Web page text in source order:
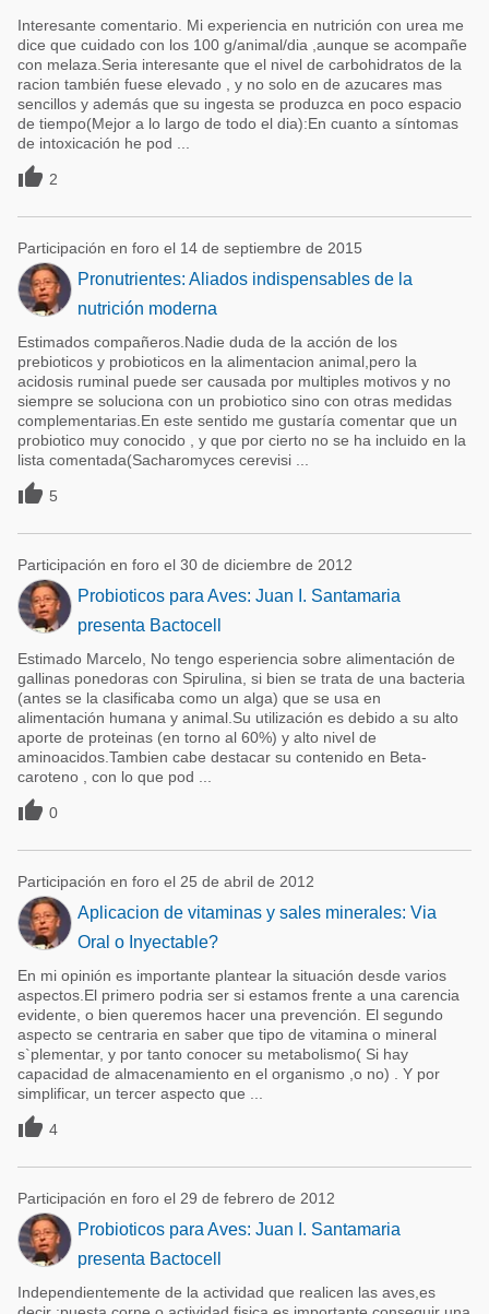
Interesante comentario. Mi experiencia en nutrición con urea me
dice que cuidado con los 100 g/animal/dia ,aunque se acompañe
con melaza.Seria interesante que el nivel de carbohidratos de la
racion también fuese elevado , y no solo en de azucares mas
sencillos y además que su ingesta se produzca en poco espacio
de tiempo(Mejor a lo largo de todo el dia):En cuanto a síntomas
de intoxicación he pod ...
 2
Participación en foro el 14 de septiembre de 2015
Pronutrientes: Aliados indispensables de la
nutrición moderna
Estimados compañeros.Nadie duda de la acción de los
prebioticos y probioticos en la alimentacion animal,pero la
acidosis ruminal puede ser causada por multiples motivos y no
siempre se soluciona con un probiotico sino con otras medidas
complementarias.En este sentido me gustaría comentar que un
probiotico muy conocido , y que por cierto no se ha incluido en la
lista comentada(Sacharomyces cerevisi ...
 5
Participación en foro el 30 de diciembre de 2012
Probioticos para Aves: Juan I. Santamaria
presenta Bactocell
Estimado Marcelo, No tengo esperiencia sobre alimentación de
gallinas ponedoras con Spirulina, si bien se trata de una bacteria
(antes se la clasificaba como un alga) que se usa en
alimentación humana y animal.Su utilización es debido a su alto
aporte de proteinas (en torno al 60%) y alto nivel de
aminoacidos.Tambien cabe destacar su contenido en Beta-
caroteno , con lo que pod ...
 0
Participación en foro el 25 de abril de 2012
Aplicacion de vitaminas y sales minerales: Via
Oral o Inyectable?
En mi opinión es importante plantear la situación desde varios
aspectos.El primero podria ser si estamos frente a una carencia
evidente, o bien queremos hacer una prevención. El segundo
aspecto se centraria en saber que tipo de vitamina o mineral
s`plementar, y por tanto conocer su metabolismo( Si hay
capacidad de almacenamiento en el organismo ,o no) . Y por
simplificar, un tercer aspecto que ...
 4
Participación en foro el 29 de febrero de 2012
Probioticos para Aves: Juan I. Santamaria
presenta Bactocell
Independientemente de la actividad que realicen las aves,es